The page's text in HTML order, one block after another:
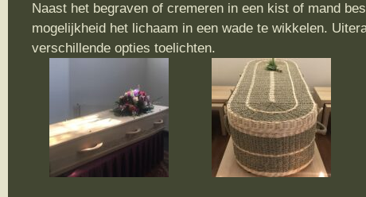
Naast het begraven of cremeren in een kist of mand
mogelijkheid het lichaam in een wade te wikkelen.
verschillende opties toelichten.